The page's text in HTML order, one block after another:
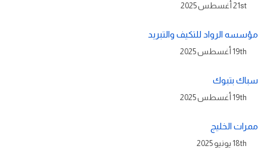
21st أغسطس 2025
مؤسسه الرواد للتكيف والتبريد
19th أغسطس 2025
سباك بتبوك
19th أغسطس 2025
ممرات الخليج
18th يونيو 2025